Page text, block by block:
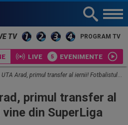
TV PROGRAM TV
LIVE EVENIMENTE
UTA Arad, primul transfer al iernii! Fotbalistul vine din SuperLiga
primul transfer al
din SuperLiga